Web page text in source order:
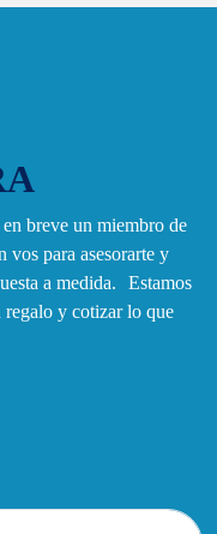
breve un miembro de
vos para asesorarte y
a medida. Estamos
regalo y cotizar lo que